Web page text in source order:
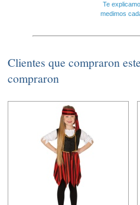
Te
medimos
Clientes que compraron
compraron